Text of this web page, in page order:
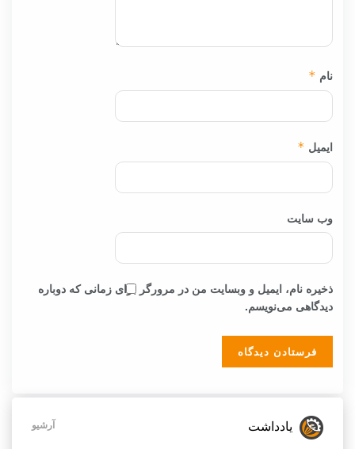
نام *
ایمیل *
وب‌ سایت
ذخیره نام، ایمیل و وبسایت من در مرورگر برای زمانی که دوباره
دیدگاهی می‌نویسم.
یادداشت آرشیو